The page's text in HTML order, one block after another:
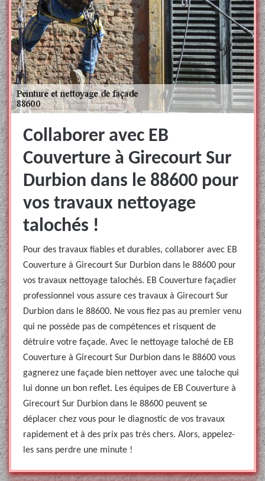
Collaborer avec EB
Couverture à Girecourt Sur
Durbion dans le 88600 pour
vos travaux nettoyage
talochés !
Pour des travaux fiables et durables, collaborer avec EB
Couverture à Girecourt Sur Durbion dans le 88600 pour
vos travaux nettoyage talochés. EB Couverture façadier
professionnel vous assure ces travaux à Girecourt Sur
Durbion dans le 88600. Ne vous fiez pas au premier venu
qui ne possède pas de compétences et risquent de
détruire votre façade. Avec le nettoyage taloché de EB
Couverture à Girecourt Sur Durbion dans le 88600 vous
gagnerez une façade bien nettoyer avec une taloche qui
lui donne un bon reflet. Les équipes de EB Couverture à
Girecourt Sur Durbion dans le 88600 peuvent se
déplacer chez vous pour le diagnostic de vos travaux
rapidement et à des prix pas très chers. Alors, appelez-
les sans perdre une minute !